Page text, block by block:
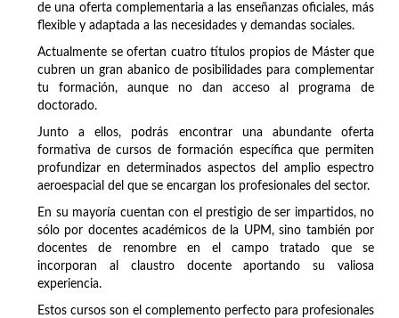
de una oferta complementaria a las enseñanzas oficiales, más
flexible y adaptada a las necesidades y demandas sociales.
Actualmente se ofertan cuatro títulos propios de Máster que
cubren un gran abanico de posibilidades para complementar
tu formación, aunque no dan acceso al programa de
doctorado.
Junto a ellos, podrás encontrar una abundante oferta
formativa de cursos de formación específica que permiten
profundizar en determinados aspectos del amplio espectro
aeroespacial del que se encargan los profesionales del sector.
En su mayoría cuentan con el prestigio de ser impartidos, no
sólo por docentes académicos de la UPM, sino también por
docentes de renombre en el campo tratado que se
incorporan al claustro docente aportando su valiosa
experiencia.
Estos cursos son el complemento perfecto para profesionales